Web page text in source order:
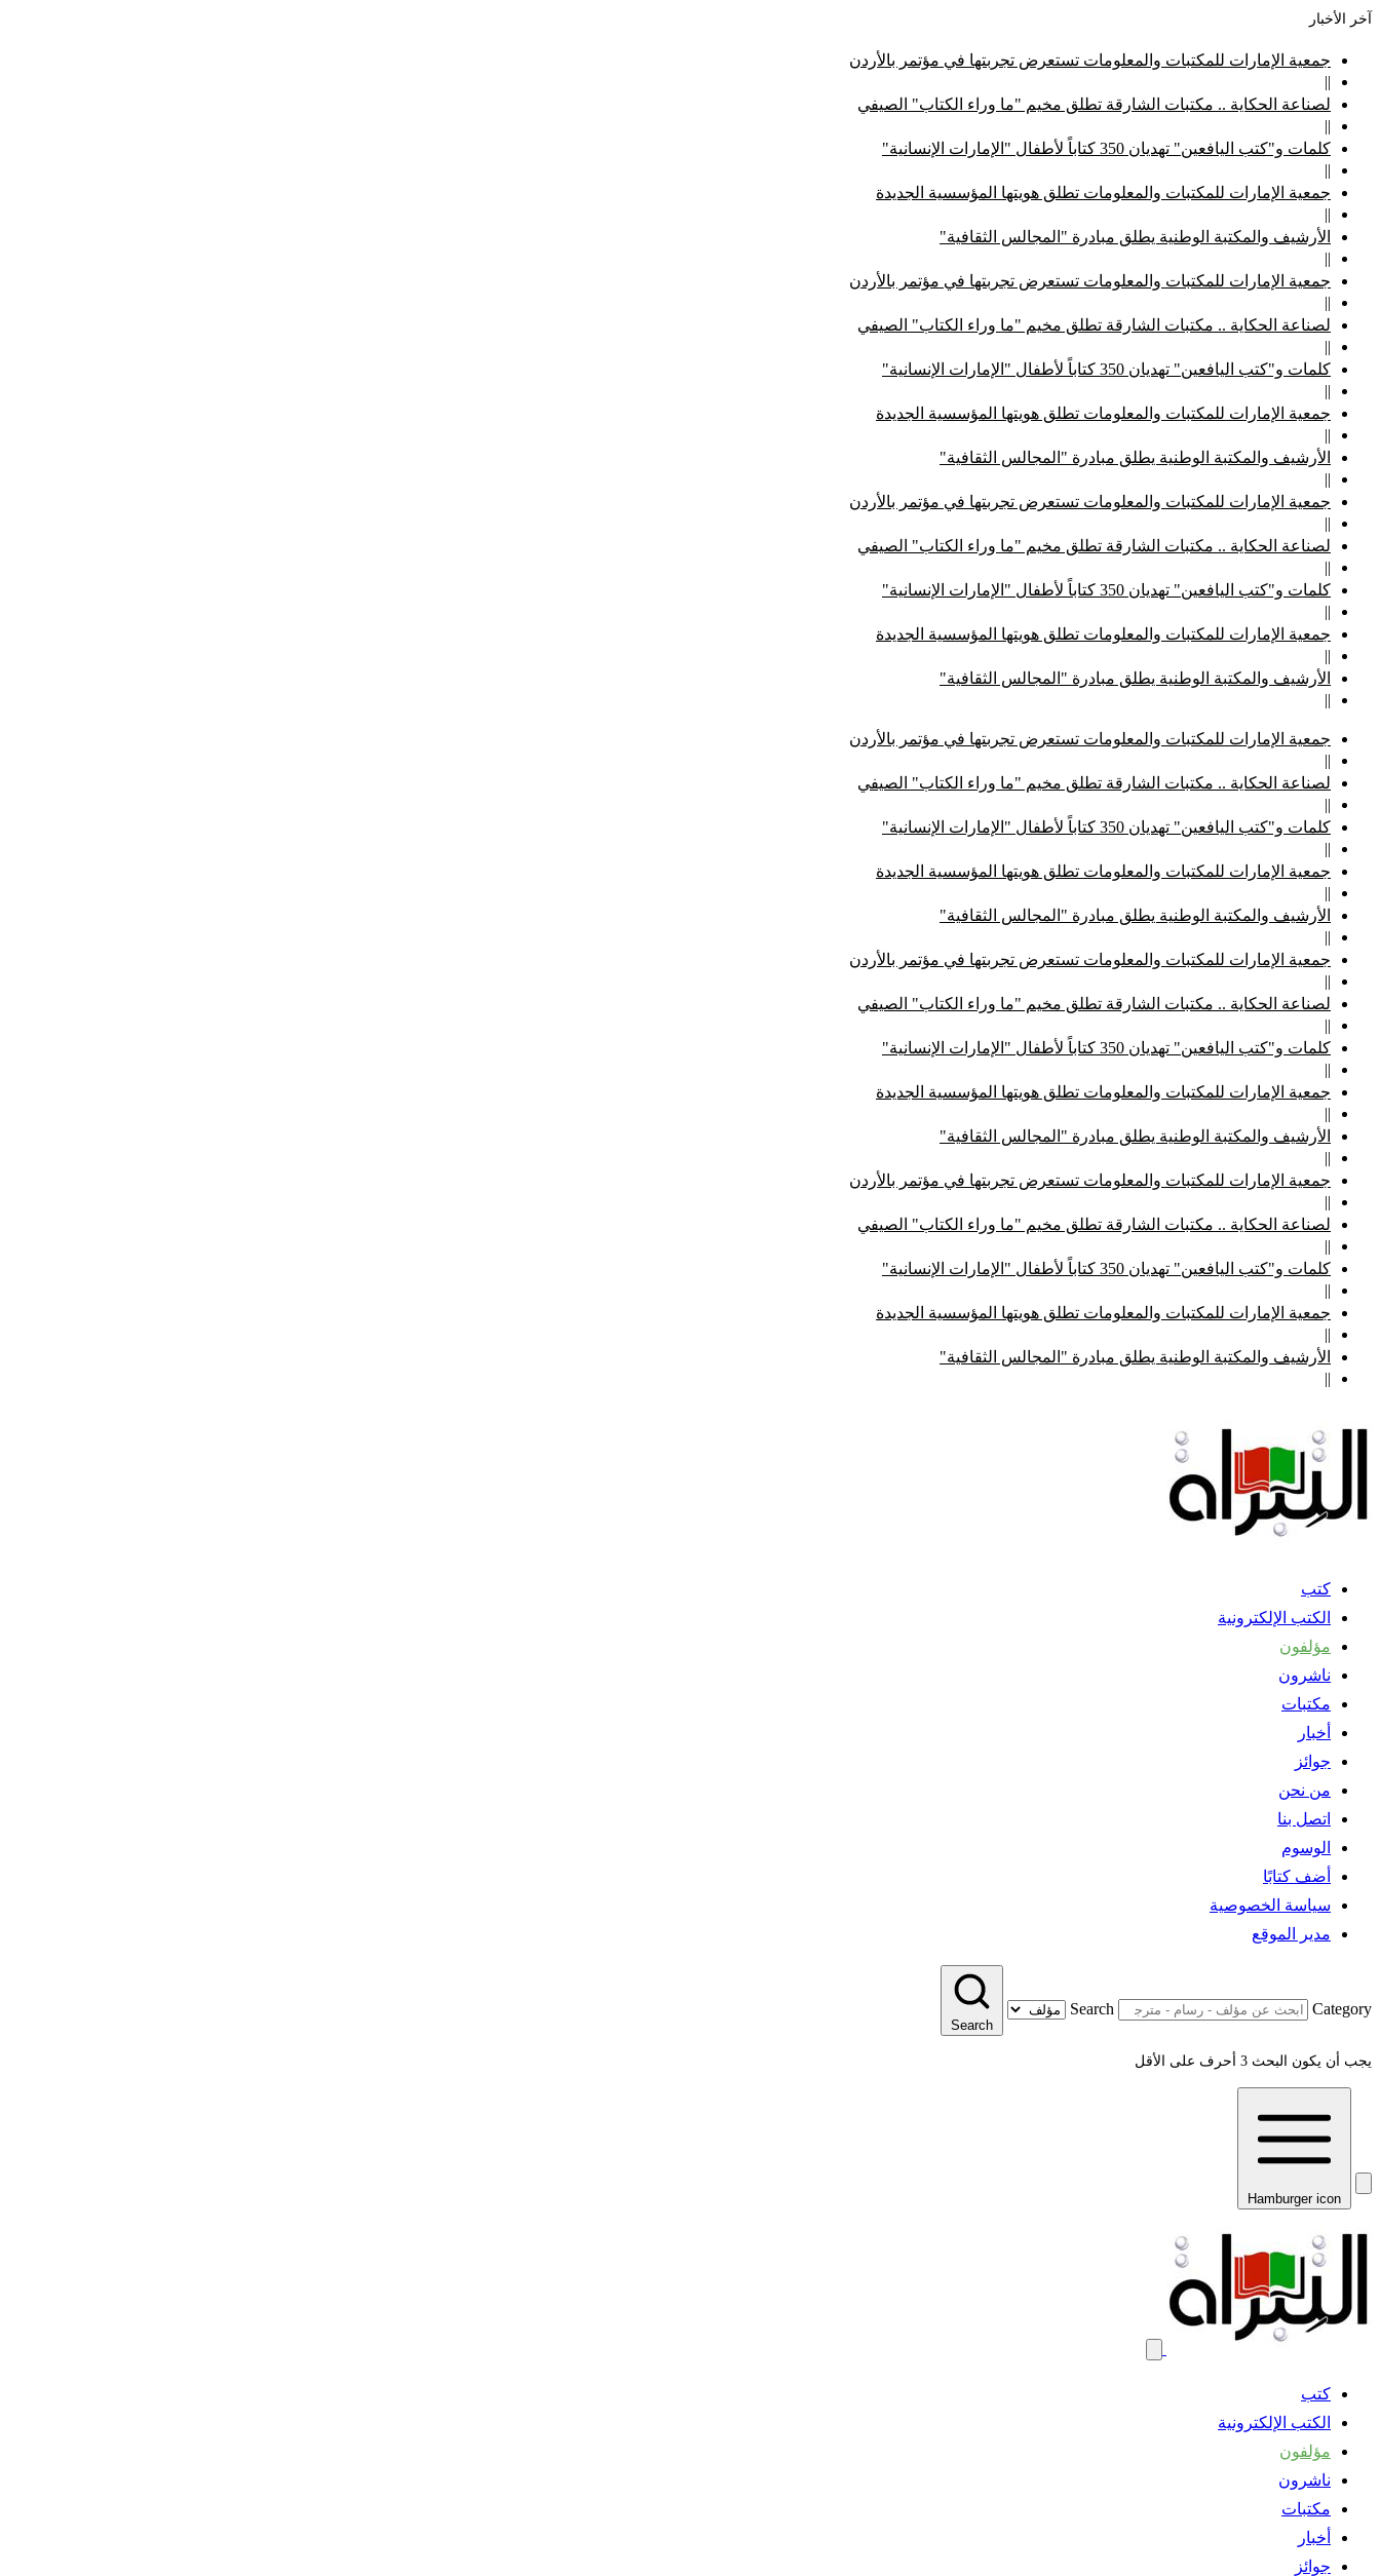
آخر الأخبار
جمعية الإمارات للمكتبات والمعلومات تستعرض تجربتها في مؤتمر بالأردن
||
لصناعة الحكاية .. مكتبات الشارقة تطلق مخيم "ما وراء الكتاب" الصيفي
||
كلمات و"كتب اليافعين" تهديان 350 كتاباً لأطفال "الإمارات الإنسانية"
||
جمعية الإمارات للمكتبات والمعلومات تطلق هويتها المؤسسية الجديدة
||
الأرشيف والمكتبة الوطنية يطلق مبادرة "المجالس الثقافية"
||
جمعية الإمارات للمكتبات والمعلومات تستعرض تجربتها في مؤتمر بالأردن
||
لصناعة الحكاية .. مكتبات الشارقة تطلق مخيم "ما وراء الكتاب" الصيفي
||
كلمات و"كتب اليافعين" تهديان 350 كتاباً لأطفال "الإمارات الإنسانية"
||
جمعية الإمارات للمكتبات والمعلومات تطلق هويتها المؤسسية الجديدة
||
الأرشيف والمكتبة الوطنية يطلق مبادرة "المجالس الثقافية"
||
جمعية الإمارات للمكتبات والمعلومات تستعرض تجربتها في مؤتمر بالأردن
||
لصناعة الحكاية .. مكتبات الشارقة تطلق مخيم "ما وراء الكتاب" الصيفي
||
كلمات و"كتب اليافعين" تهديان 350 كتاباً لأطفال "الإمارات الإنسانية"
||
جمعية الإمارات للمكتبات والمعلومات تطلق هويتها المؤسسية الجديدة
||
الأرشيف والمكتبة الوطنية يطلق مبادرة "المجالس الثقافية"
||
جمعية الإمارات للمكتبات والمعلومات تستعرض تجربتها في مؤتمر بالأردن
||
لصناعة الحكاية .. مكتبات الشارقة تطلق مخيم "ما وراء الكتاب" الصيفي
||
كلمات و"كتب اليافعين" تهديان 350 كتاباً لأطفال "الإمارات الإنسانية"
||
جمعية الإمارات للمكتبات والمعلومات تطلق هويتها المؤسسية الجديدة
||
الأرشيف والمكتبة الوطنية يطلق مبادرة "المجالس الثقافية"
||
جمعية الإمارات للمكتبات والمعلومات تستعرض تجربتها في مؤتمر بالأردن
||
لصناعة الحكاية .. مكتبات الشارقة تطلق مخيم "ما وراء الكتاب" الصيفي
||
كلمات و"كتب اليافعين" تهديان 350 كتاباً لأطفال "الإمارات الإنسانية"
||
جمعية الإمارات للمكتبات والمعلومات تطلق هويتها المؤسسية الجديدة
||
الأرشيف والمكتبة الوطنية يطلق مبادرة "المجالس الثقافية"
||
جمعية الإمارات للمكتبات والمعلومات تستعرض تجربتها في مؤتمر بالأردن
||
لصناعة الحكاية .. مكتبات الشارقة تطلق مخيم "ما وراء الكتاب" الصيفي
||
كلمات و"كتب اليافعين" تهديان 350 كتاباً لأطفال "الإمارات الإنسانية"
||
جمعية الإمارات للمكتبات والمعلومات تطلق هويتها المؤسسية الجديدة
||
الأرشيف والمكتبة الوطنية يطلق مبادرة "المجالس الثقافية"
||
كتب
الكتب الإلكترونية
مؤلفون
ناشرون
مكتبات
أخبار
جوائز
من نحن
اتصل بنا
الوسوم
أضف كتابًا
سياسة الخصوصية
مدير الموقع
Search Category
Search
يجب أن يكون البحث 3 أحرف على الأقل
Hamburger icon
كتب
الكتب الإلكترونية
مؤلفون
ناشرون
مكتبات
أخبار
جوائز